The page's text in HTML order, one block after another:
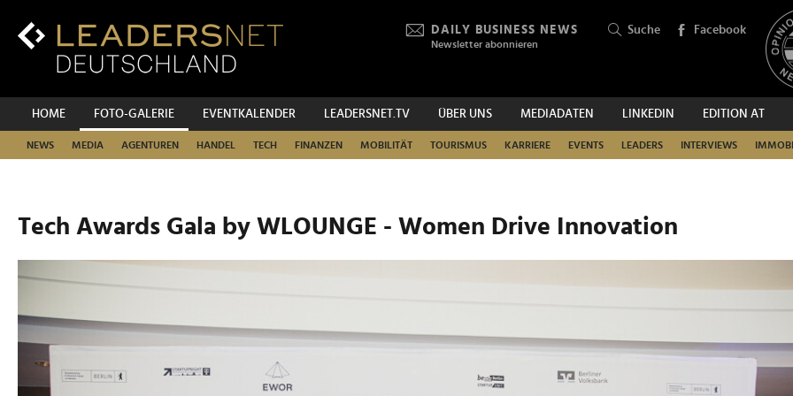
Inhalt
Hauptnavigation
DAILY BUSINESS NEWS
Newsletter abonnieren
Suche Facebook
HOME FOTO-GALERIE EVENTKALENDER LEADERSNET.TV ÜBER UNS MEDIADATEN LINKEDIN EDITION AT
NEWS MEDIA AGENTUREN HANDEL TECH FINANZEN MOBILITÄT TOURISMUS KARRIERE EVENTS LEADERS INTERVIEWS
SUCHEN
Tech Awards Gala by WLOUNGE - Women Drive Innovation